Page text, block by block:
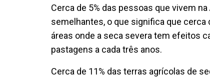
Cerca de 5% das pessoas que vivem
semelhantes, o que significa que
áreas onde a seca severa tem efeitos
pastagens a cada três anos.
Cerca de 11% das terras agrícolas de